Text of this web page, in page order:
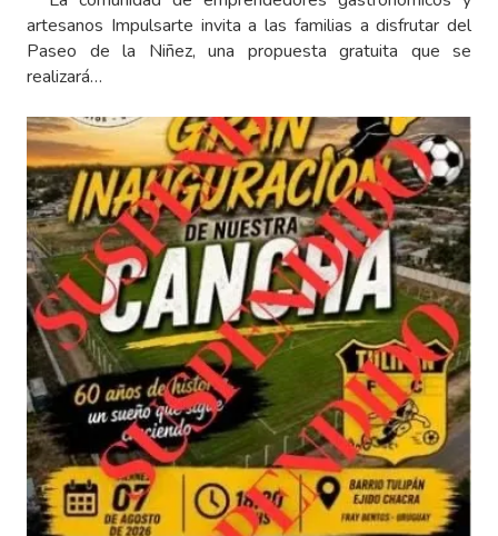
artesanos Impulsarte invita a las familias a disfrutar del
Paseo de la Niñez, una propuesta gratuita que se
realizará…